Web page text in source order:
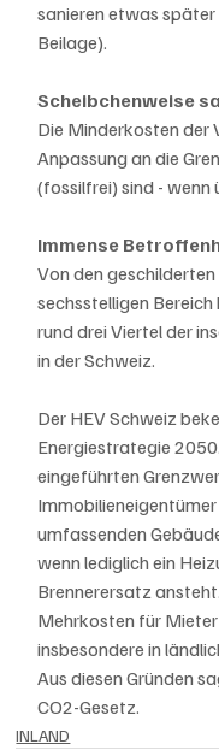
sanieren etwas
Beilage).
Scheibchenweise
Die Minderkosten der
Anpassung an die
(fossilfrei) sind -
Immense
Von den
sechsstelligen
rund drei Viertel der
in der Schweiz.
Der HEV Schweiz
Energiestrategie
eingeführten
umfassenden
wenn lediglich ein
Brennerersatz
Mehrkosten für
insbesondere in
Aus diesen Gründen
CO2-Gesetz.
INLAND